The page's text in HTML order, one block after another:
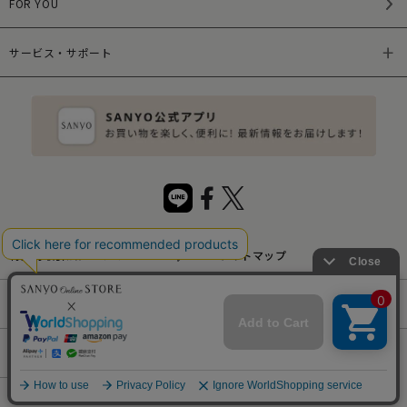
FOR YOU
サービス・サポート
特定商取引法について サイトマップ
サイトポリシー プライバシーポリシー
会社概要
Copyrights © SANYO SHOKAI LTD. ALL Rights Reserved.